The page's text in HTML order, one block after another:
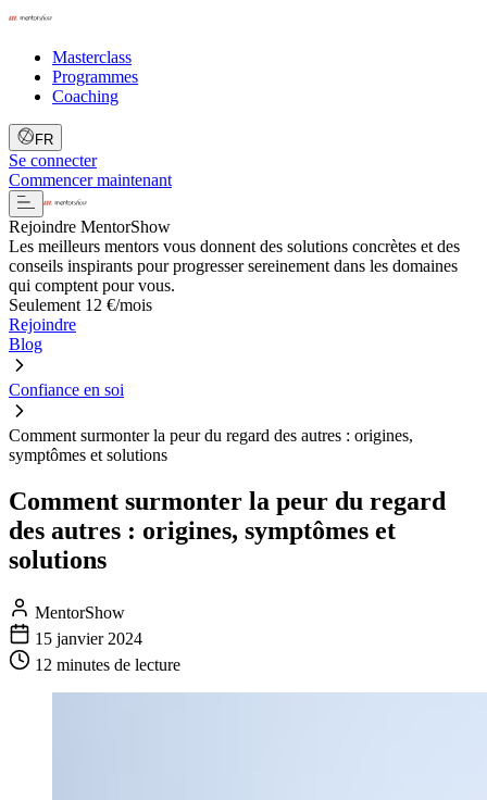
Masterclass
Programmes
Coaching
FR
Se connecter
Commencer maintenant
Rejoindre MentorShow
Les meilleurs mentors vous donnent des solutions concrètes et des
conseils inspirants pour progresser sereinement dans les domaines
qui comptent pour vous.
Seulement 12 €/mois
Rejoindre
Blog
Confiance en soi
Comment surmonter la peur du regard des autres : origines,
symptômes et solutions
Comment surmonter la peur du regard
des autres : origines, symptômes et
solutions
MentorShow
15 janvier 2024
12 minutes de lecture